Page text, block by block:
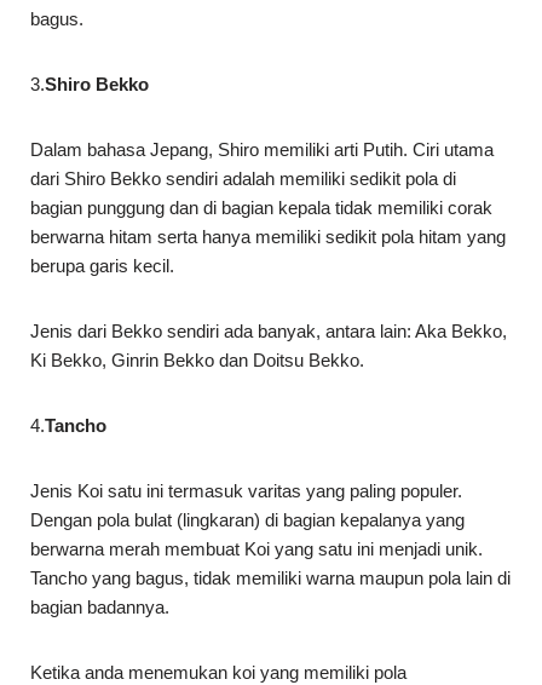
bagus.
3.Shiro Bekko
Dalam bahasa Jepang, Shiro memiliki arti Putih. Ciri utama
dari Shiro Bekko sendiri adalah memiliki sedikit pola di
bagian punggung dan di bagian kepala tidak memiliki corak
berwarna hitam serta hanya memiliki sedikit pola hitam yang
berupa garis kecil.
Jenis dari Bekko sendiri ada banyak, antara lain: Aka Bekko,
Ki Bekko, Ginrin Bekko dan Doitsu Bekko.
4.Tancho
Jenis Koi satu ini termasuk varitas yang paling populer.
Dengan pola bulat (lingkaran) di bagian kepalanya yang
berwarna merah membuat Koi yang satu ini menjadi unik.
Tancho yang bagus, tidak memiliki warna maupun pola lain di
bagian badannya.
Ketika anda menemukan koi yang memiliki pola